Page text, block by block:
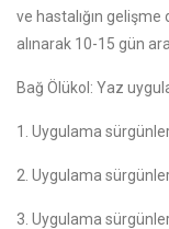
ve hastalığın
alınarak 10-15 gün
Bağ Ölükol: Yaz
1. Uygulama
2. Uygulama
3. Uygulama